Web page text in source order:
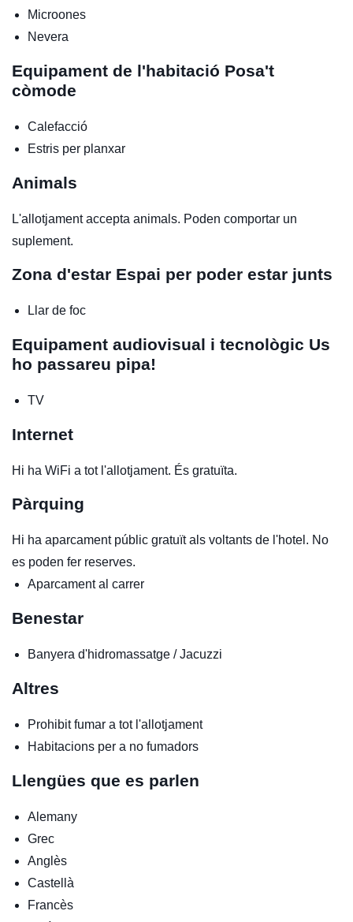
Microones
Nevera
Equipament de l'habitació Posa't
còmode
Calefacció
Estris per planxar
Animals
L'allotjament accepta animals. Poden comportar un
suplement.
Zona d'estar Espai per poder estar junts
Llar de foc
Equipament audiovisual i tecnològic Us
ho passareu pipa!
TV
Internet
Hi ha WiFi a tot l'allotjament. És gratuïta.
Pàrquing
Hi ha aparcament públic gratuït als voltants de l'hotel. No
es poden fer reserves.
Aparcament al carrer
Benestar
Banyera d'hidromassatge / Jacuzzi
Altres
Prohibit fumar a tot l'allotjament
Habitacions per a no fumadors
Llengües que es parlen
Alemany
Grec
Anglès
Castellà
Francès